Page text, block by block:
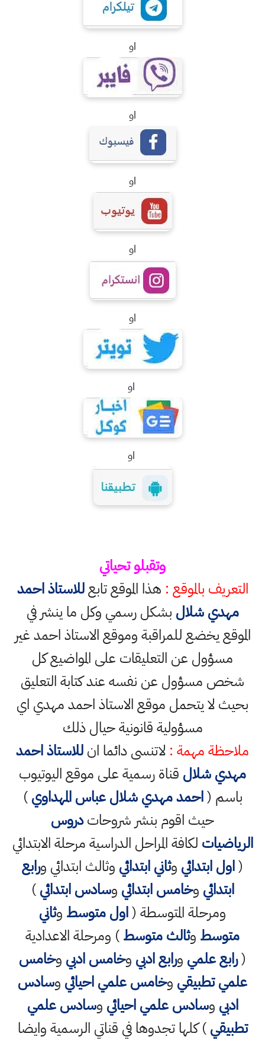
او
او
او
او
او
او
او
وتقبلو تحياتي
التعريف بالموقع : هذا الموقع تابعللاستاذ احمد
مهدي شلال بشكل رسمي وكل ما ينشر في
الموقع يخضع للمراقبة وموقع الاستاذ احمد غير
مسؤول عن التعليقات على المواضيع كل
شخص مسؤول عن نفسه عند كتابة التعليق
بحيث لا يتحمل موقع الاستاذ احمد مهدي اي
مسؤولية قانونية حيال ذلك
ملاحظة مهمة : لاتنسى دائما انللاستاذ احمد
مهدي شلال قناة رسمية على موقع اليوتيوب
باسم (احمد مهدي شلال عباس المهداوي)
حيث اقوم بنشر شروحاتدروس
الرياضيات لكافة المراحل الدراسية مرحلة الابتدائي
(اول ابتدائي وثاني ابتدائي وثالث ابتدائي ورابع
ابتدائي وخامس ابتدائي وسادس ابتدائي)
ومرحلة المتوسطة (اول متوسط وثاني
متوسط وثالث متوسط) ومرحلة الاعدادية
(رابع علمي ورابع ادبي وخامس ادبي وخامس
علمي تطبيقي وخامس علمي احيائي وسادس
ادبي وسادس علمي احيائي وسادس علمي
تطبيقي) كلها تجدوها في قناتي الرسمية وايضا